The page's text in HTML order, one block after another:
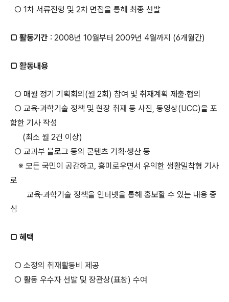
○ 1차 서류전형 및 2차 면접을 통해 최종 선발
□ 활동기간 : 2008년 10월부터 2009년 4월까지 (6개월간)
□ 활동내용
○ 매월 정기 기획회의(월 2회) 참여 및 취재계획 제출·협의
○ 교육·과학기술 정책 및 현장 취재 등 사진, 동영상(UCC)을 포
함한 기사 작성
(최소 월 2건 이상)
○ 교과부 블로그 등의 콘텐츠 기획·생산 등
※ 모든 국민이 공감하고, 흥미로우면서 유익한 생활밀착형 기사
로
교육·과학기술 정책을 인터넷을 통해 홍보할 수 있는 내용 중
심
□ 혜택
○ 소정의 취재활동비 제공
○ 활동 우수자 선발 및 장관상(표창) 수여